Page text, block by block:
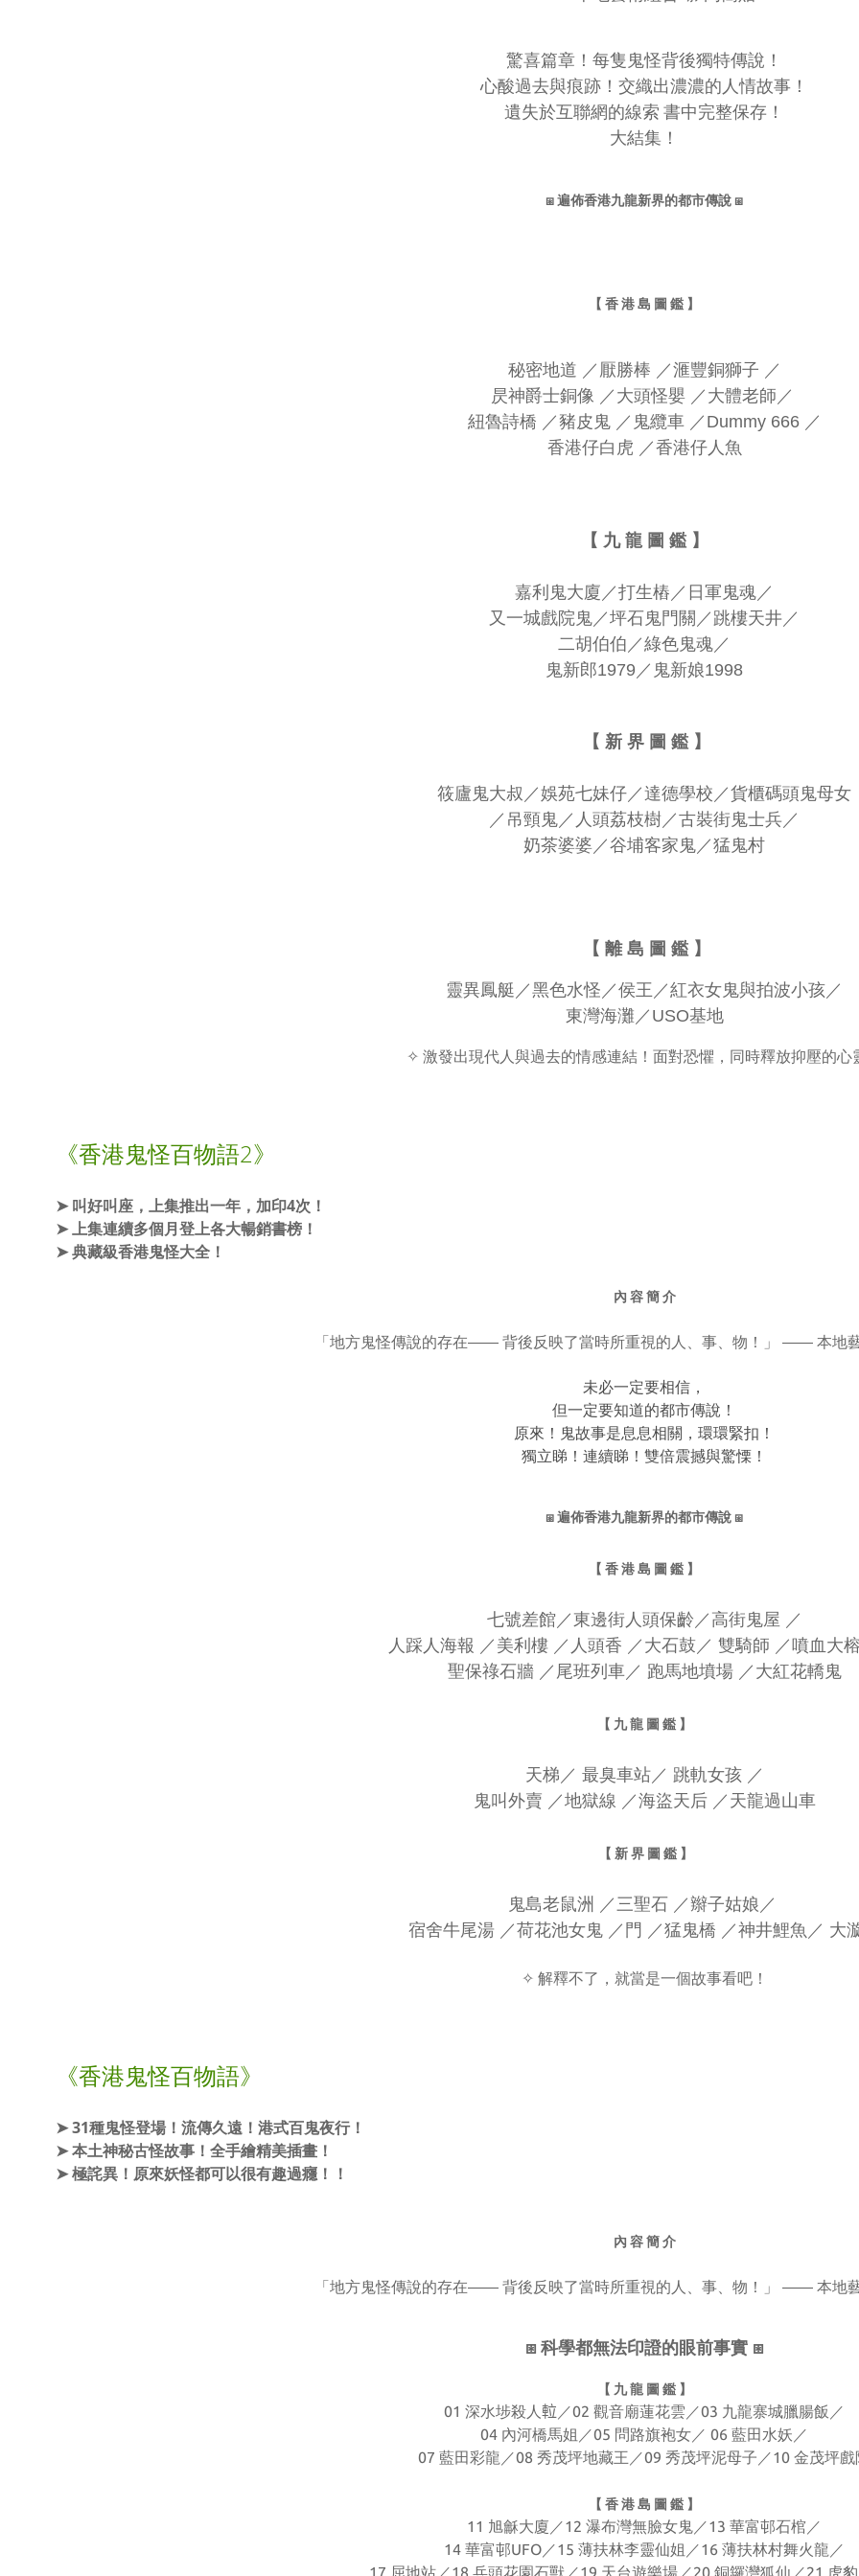
驚喜篇章！每隻鬼怪背後獨特傳說！
心酸過去與痕跡！交織出濃濃的人情故事！
遺失於互聯網的線索 書中完整保存！
大結集！
⧆ 遍佈香港九龍新界的都市傳說 ⧆
【 香 港 島 圖 鑑 】
秘密地道 ／ 厭勝棒 ／滙豐銅獅子 ／
昃神爵士銅像 ／ 大頭怪嬰 ／ 大體老師 ／
紐魯詩橋 ／豬皮鬼 ／ 鬼纜車 ／ Dummy 666 ／
香港仔白虎 ／香港仔人魚
【 九 龍 圖 鑑 】
嘉利鬼大廈 ／打生樁 ／ 日軍鬼魂／
又一城戲院鬼／坪石鬼門關 ／ 跳樓天井／
二胡伯伯 ／綠色鬼魂／
鬼新郎1979 ／ 鬼新娘1998
【 新 界 圖 鑑 】
筱廬鬼大叔 ／娛苑七妹仔／達德學校 ／貨櫃碼頭鬼母女
／ 吊頸鬼／ 人頭荔枝樹／古裝街鬼士兵／
奶茶婆婆／谷埔客家鬼／猛鬼村
【 離 島 圖 鑑 】
靈異鳳艇 ／黑色水怪 ／侯王 ／紅衣女鬼與拍波小孩／
東灣海灘 ／ USO基地
✧ 激發出現代人與過去的情感連結！面對恐懼，同時釋放抑壓的心
《香港鬼怪百物語2》
➤ 叫好叫座，上集推出一年，加印4次！
➤ 上集連續多個月登上各大暢銷書榜！
➤ 典藏級香港鬼怪大全！
內 容 簡 介
「地方鬼怪傳說的存在—— 背後反映了當時所重視的人、事、物！」 —— 本地
未必一定要相信，
但一定要知道的都市傳說！
原來！鬼故事是息息相關，環環緊扣！
獨立睇！連續睇！雙倍震撼與驚慄！
⧆ 遍佈香港九龍新界的都市傳說 ⧆
【 香 港 島 圖 鑑 】
七號差館／東邊街人頭保齡 ／ 高街鬼屋 ／
人踩人海報 ／ 美利樓 ／ 人頭香 ／ 大石鼓／ 雙騎師 ／噴血大
聖保祿石牆 ／ 尾班列車／ 跑馬地墳場 ／ 大紅花轎鬼
【 九 龍 圖 鑑 】
天梯 ／ 最臭車站／ 跳軌女孩 ／
鬼叫外賣 ／地獄線 ／海盜天后 ／ 天龍過山車
【 新 界 圖 鑑 】
鬼島老鼠洲 ／三聖石 ／辮子姑娘 ／
宿舍牛尾湯 ／荷花池女鬼 ／ 門 ／猛鬼橋 ／神井鯉魚 ／ 大
✧ 解釋不了，就當是一個故事看吧！
《香港鬼怪百物語》
➤ 31種鬼怪登場！流傳久遠！港式百鬼夜行！
➤ 本土神秘古怪故事！全手繪精美插畫！
➤ 極詫異！原來妖怪都可以很有趣過癮！！
內 容 簡 介
「地方鬼怪傳說的存在—— 背後反映了當時所重視的人、事、物！」 —— 本地
⧆ 科學都無法印證的眼前事實 ⧆
【 九 龍 圖 鑑 】
01 深水埗殺人𨋢／02 觀音廟蓮花雲／03 九龍寨城臘腸飯／
04 內河橋馬姐／05 問路旗袍女／ 06 藍田水妖／
07 藍田彩龍／08 秀茂坪地藏王／09 秀茂坪泥母子／10 金茂坪戲
【 香 港 島 圖 鑑 】
11 旭龢大廈／12 瀑布灣無臉女鬼／13 華富邨石棺／
14 華富邨UFO／15 薄扶林李靈仙姐／16 薄扶林村舞火龍／
17 屈地站／18 兵頭花園石獸／19 天台遊樂場／20 銅鑼灣狐仙／21 虎